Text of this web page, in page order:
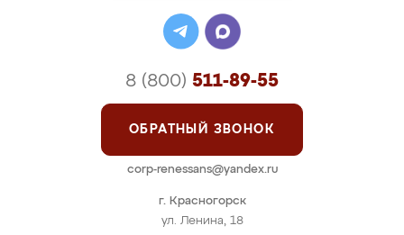
г. Красногорск
ул. Ленина, 18
8 (800) 511-89-55
ОБРАТНЫЙ ЗВОНОК
corp-renessans@yandex.ru